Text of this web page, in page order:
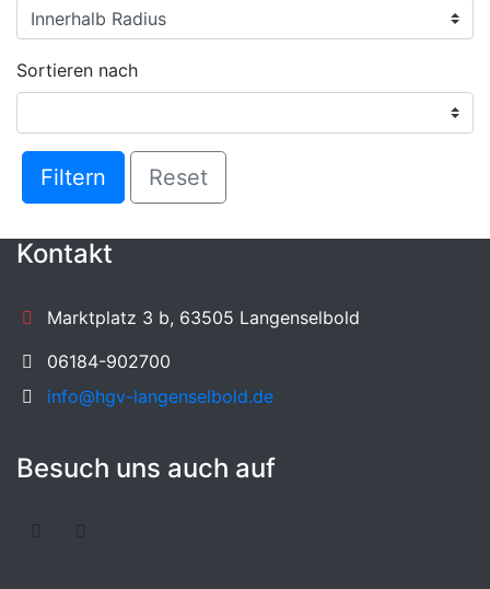
Sortieren nach
Filtern Reset
Kontakt
Marktplatz 3 b, 63505 Langenselbold
06184-902700
info@hgv-langenselbold.de
Besuch uns auch auf